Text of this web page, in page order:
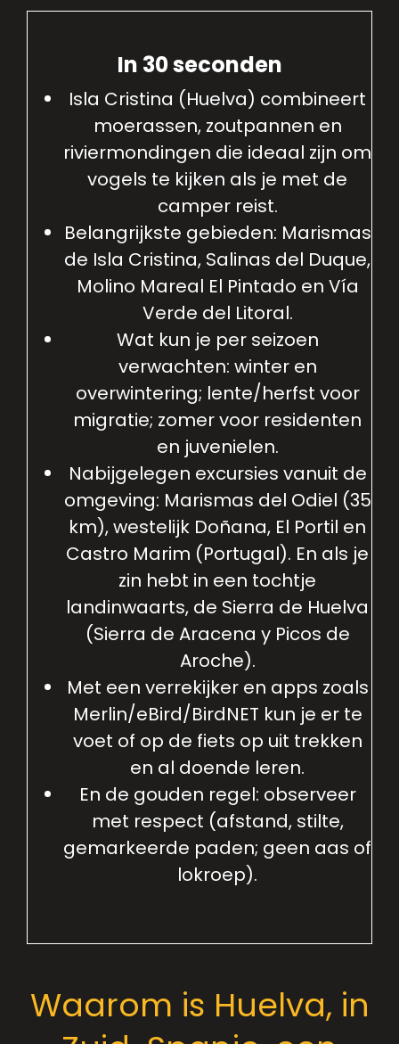
In 30 seconden
Isla Cristina (Huelva) combineert
moerassen, zoutpannen en
riviermondingen die ideaal zijn om
vogels te kijken als je met de
camper reist.
Belangrijkste gebieden: Marismas
de Isla Cristina, Salinas del Duque,
Molino Mareal El Pintado en Vía
Verde del Litoral.
Wat kun je per seizoen
verwachten: winter en
overwintering; lente/herfst voor
migratie; zomer voor residenten
en juvenielen.
Nabijgelegen excursies vanuit de
omgeving: Marismas del Odiel (35
km), westelijk Doñana, El Portil en
Castro Marim (Portugal). En als je
zin hebt in een tochtje
landinwaarts, de Sierra de Huelva
(Sierra de Aracena y Picos de
Aroche).
Met een verrekijker en apps zoals
Merlin/eBird/BirdNET kun je er te
voet of op de fiets op uit trekken
en al doende leren.
En de gouden regel: observeer
met respect (afstand, stilte,
gemarkeerde paden; geen aas of
lokroep).
Waarom is Huelva, in